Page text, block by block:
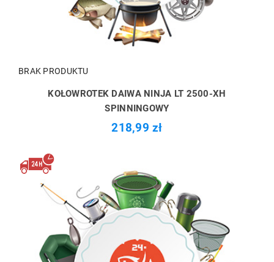
BRAK PRODUKTU
KOŁOWROTEK DAIWA NINJA LT 2500-XH
SPINNINGOWY
218,99 zł